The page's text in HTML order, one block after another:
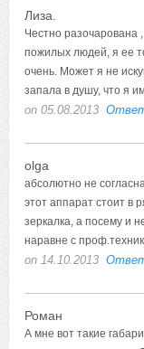
Лиза.
Честно разочарована
пожилых людей, я ее
очень. Может я не
запала в душу, что я
on 05.08.2013
olga
абсолютно не
этот аппарат стоит в
зеркалка, а посему и
наравне с
on 14.10.2013
Роман
А мне вот такие